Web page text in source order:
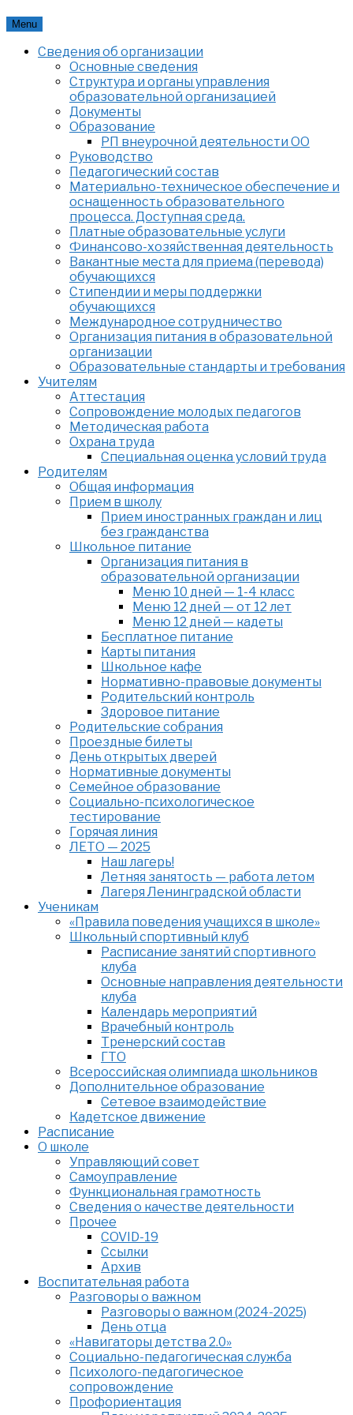
Skip
content
Menu
Сведения об организации
Основные сведения
Структура и органы управления
образовательной организацией
Документы
Образование
РП внеурочной деятельности ОО
Руководство
Педагогический состав
Материально-техническое обеспечение и
оснащенность образовательного
процесса. Доступная среда.
Платные образовательные услуги
Финансово-хозяйственная деятельность
Вакантные места для приема (перевода)
обучающихся
Стипендии и меры поддержки
обучающихся
Международное сотрудничество
Организация питания в образовательной
организации
Образовательные стандарты и требования
Учителям
Аттестация
Сопровождение молодых педагогов
Методическая работа
Охрана труда
Специальная оценка условий труда
Родителям
Общая информация
Прием в школу
Прием иностранных граждан и лиц
без гражданства
Школьное питание
Организация питания в
образовательной организации
Меню 10 дней — 1-4 класс
Меню 12 дней — от 12 лет
Меню 12 дней — кадеты
Бесплатное питание
Карты питания
Школьное кафе
Нормативно-правовые документы
Родительский контроль
Здоровое питание
Родительские собрания
Проездные билеты
День открытых дверей
Нормативные документы
Семейное образование
Cоциально-психологическое
тестирование
Горячая линия
ЛЕТО — 2025
Наш лагерь!
Летняя занятость — работа летом
Лагеря Ленинградской области
Ученикам
«Правила поведения учащихся в школе»
Школьный спортивный клуб
Расписание занятий спортивного
клуба
Основные направления деятельности
клуба
Календарь мероприятий
Врачебный контроль
Тренерский состав
ГТО
Всероссийская олимпиада школьников
Дополнительное образование
Сетевое взаимодействие
Кадетское движение
Расписание
О школе
Управляющий совет
Самоуправление
Функциональная грамотность
Сведения о качестве деятельности
Прочее
COVID-19
Ссылки
Архив
Воспитательная работа
Разговоры о важном
Разговоры о важном (2024-2025)
День отца
«Навигаторы детства 2.0»
Социально-педагогическая служба
Психолого-педагогическое
сопровождение
Профориентация